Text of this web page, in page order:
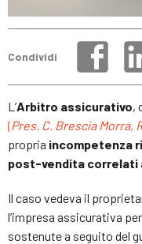
Condividi
L’Arbitro assicurativo,
(Pres. C. Brescia Morra,
propria incompetenza
post-vendita correlati
Il caso vedeva il
l’impresa assicurativa
sostenute a seguito del